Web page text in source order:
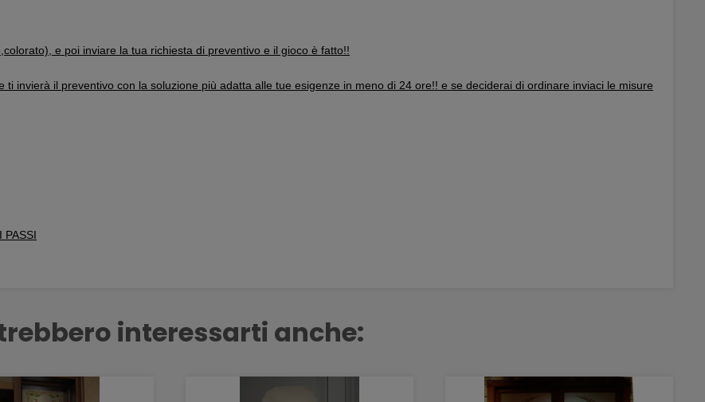
e poi inviare la tua richiesta di preventivo e il gioco è fatto!!
invierà il preventivo con la soluzione più adatta alle tue esigenze in meno di 24 ore!! e se deciderai di ordinare inviaci le misure
PASSI
interessarti anche: